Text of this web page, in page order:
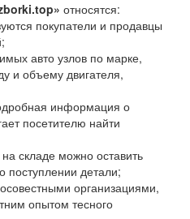
относятся:
покупатели и продавцы
авто узлов по марке,
и объему двигателя,
информация о
посетителю найти
складе можно оставить
поступлении детали;
организациями,
опытом тесного